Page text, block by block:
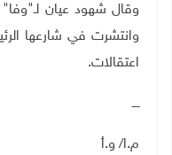
وقال شهود عيان
وانتشرت في شارعها
اعتقالات.
ــــ
م.ا/ و.أ